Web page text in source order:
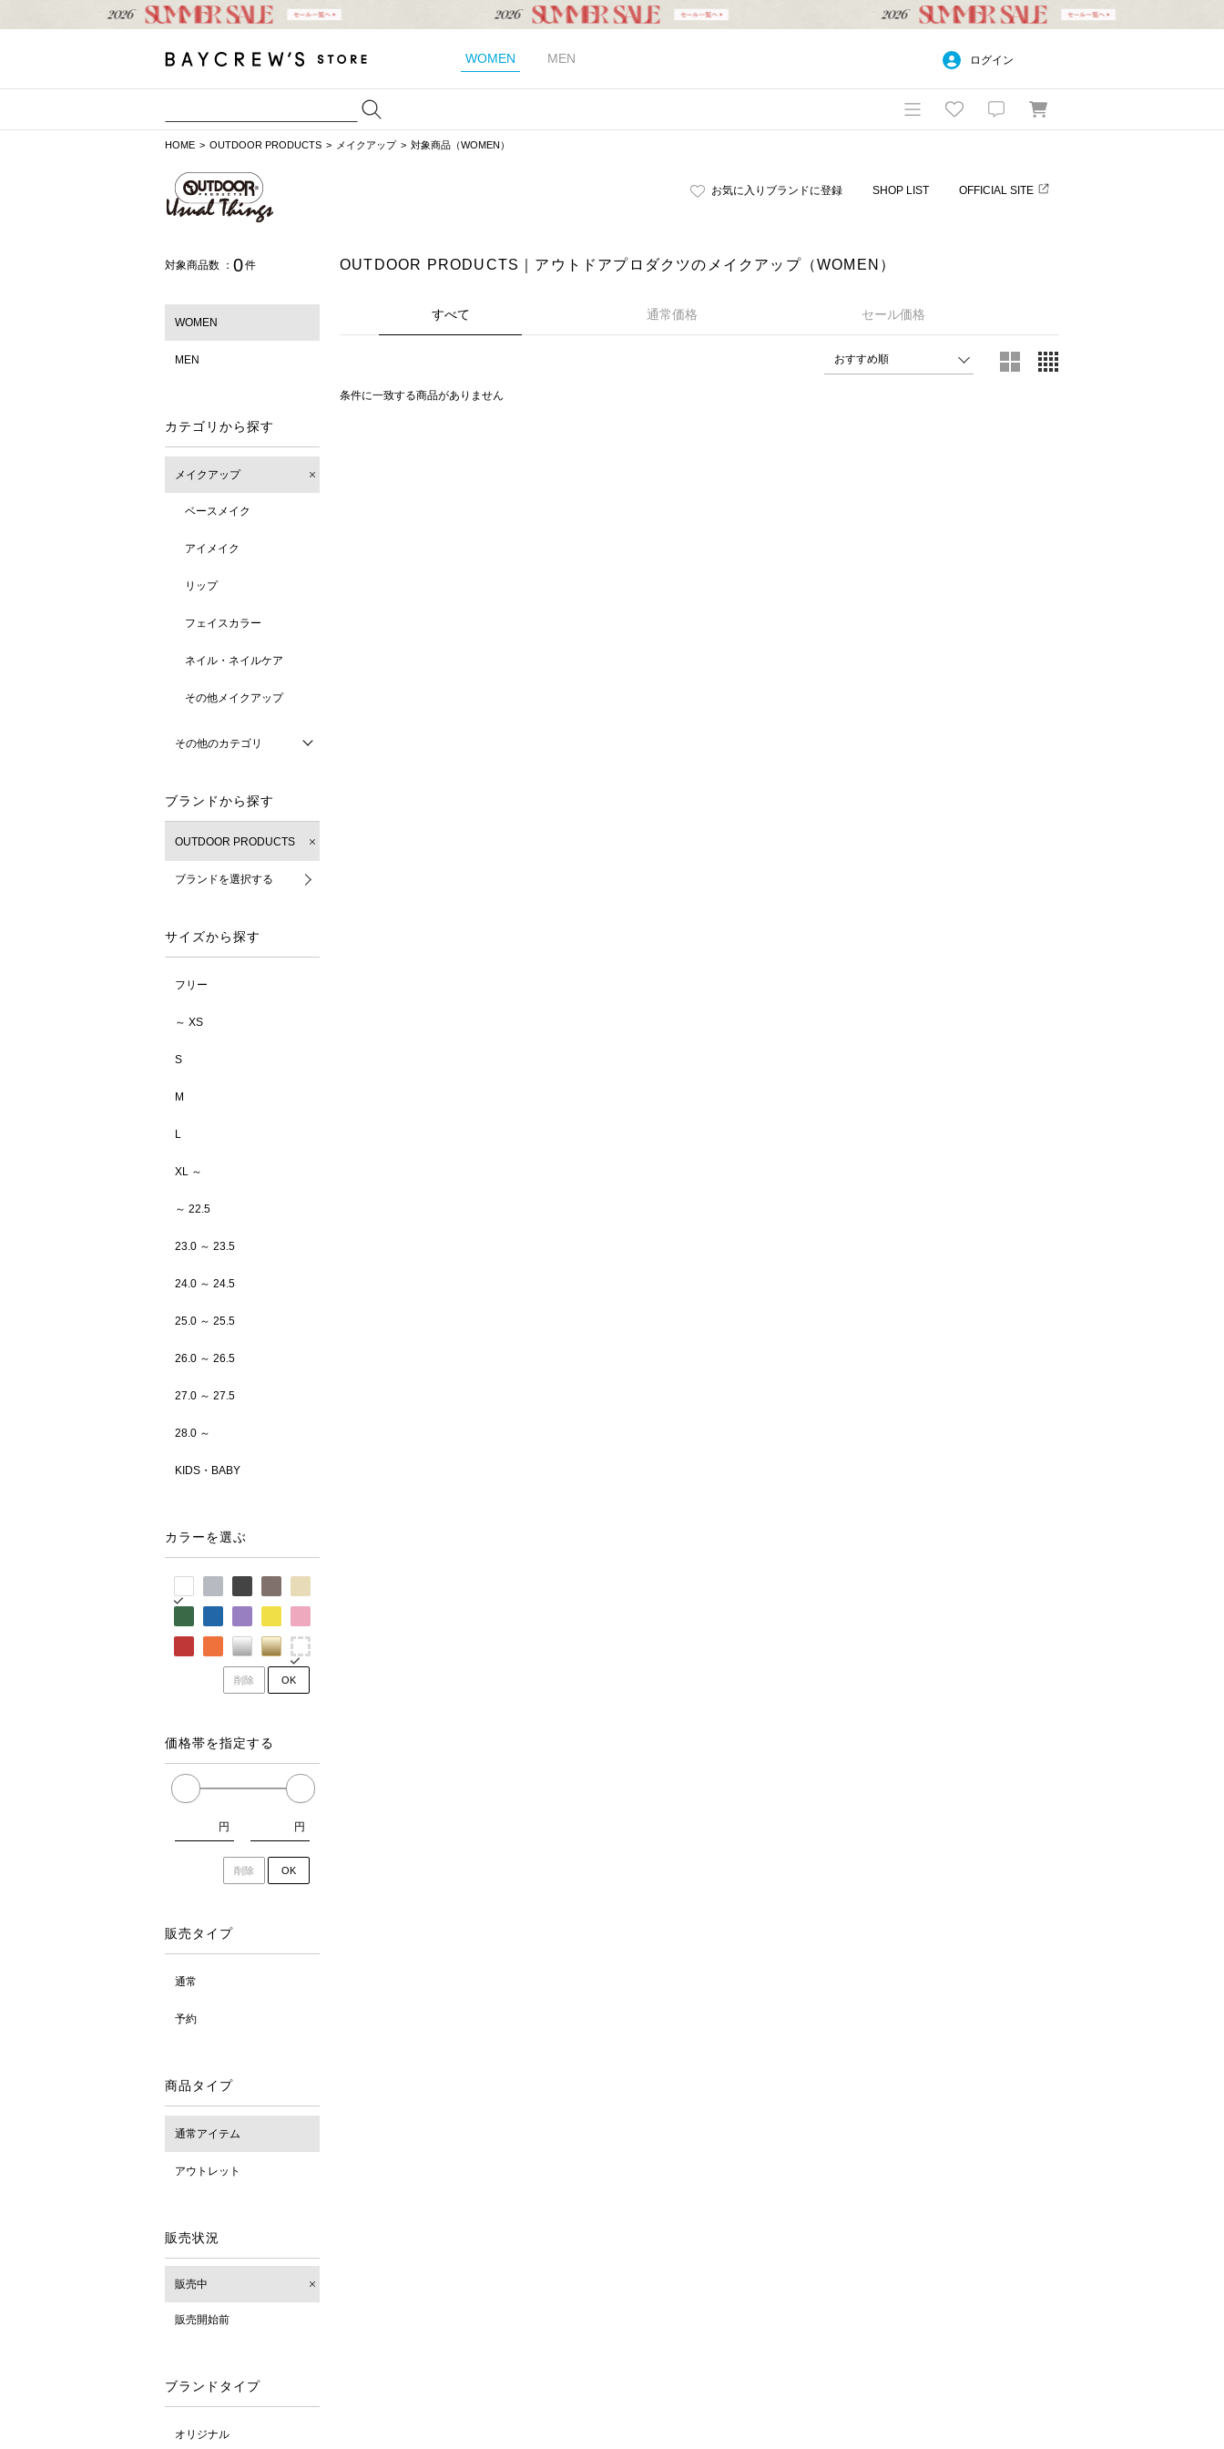
WOMEN MEN ログイン
HOME OUTDOOR PRODUCTS メイクアップ 対象商品（WOMEN）
お気に入りブランドに登録 SHOP LIST OFFICIAL SITE
対象商品数 ： 0件
WOMEN
MEN
カテゴリから探す
メイクアップ
ベースメイク
アイメイク
リップ
フェイスカラー
ネイル・ネイルケア
その他メイクアップ
その他のカテゴリ
ブランドから探す
OUTDOOR PRODUCTS
ブランドを選択する
サイズから探す
フリー
～ XS
S
M
L
XL ～
～ 22.5
23.0 ～ 23.5
24.0 ～ 24.5
25.0 ～ 25.5
26.0 ～ 26.5
27.0 ～ 27.5
28.0 ～
KIDS・BABY
カラーを選ぶ
削除 OK
価格帯を指定する
円 円
削除 OK
販売タイプ
通常
予約
商品タイプ
通常アイテム
アウトレット
販売状況
販売中
販売開始前
ブランドタイプ
オリジナル
OUTDOOR PRODUCTS｜アウトドアプロダクツのメイクアップ（WOMEN）
すべて 通常価格 セール価格
条件に一致する商品がありません